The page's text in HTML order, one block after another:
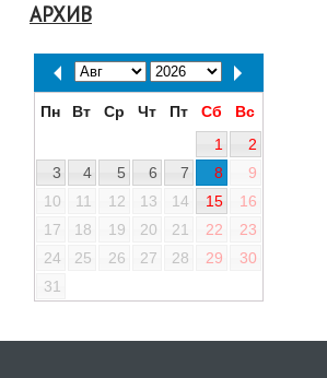
АРХИВ
Пн Вт Ср Чт Пт Сб
Вс
1
2
3
4 5 6 7 8
9
10
11 12 13 14 15
16
17
18 19 20 21 22
23
24
25 26 27 28 29
30
31